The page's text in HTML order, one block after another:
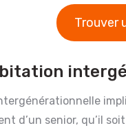
Trouver
d’un senior, qu’il